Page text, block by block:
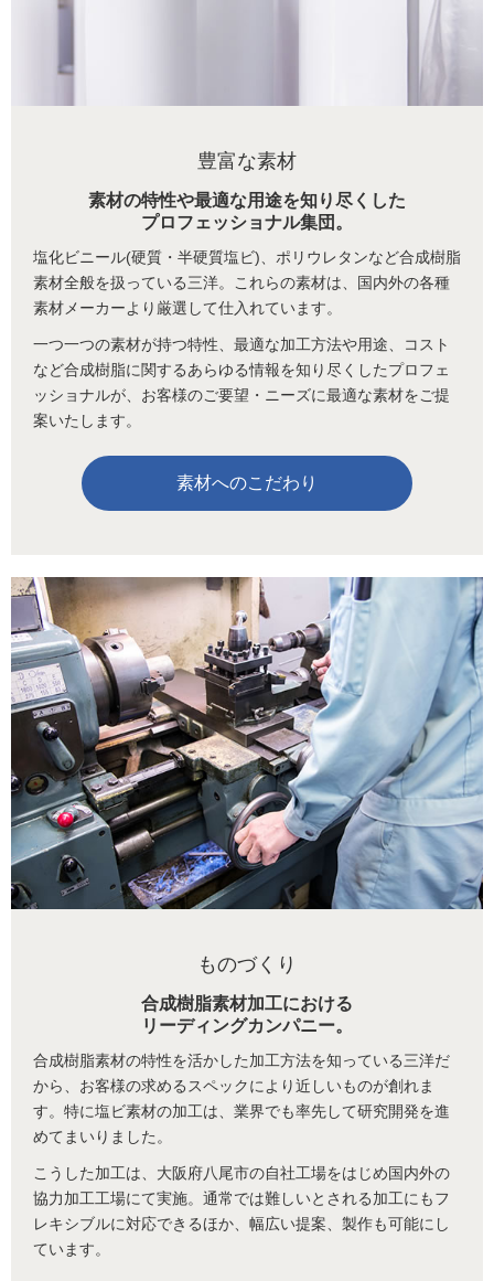
豊富な素材
素材の特性や最適な用途を知り尽くした
プロフェッショナル集団。
塩化ビニール(硬質・半硬質塩ビ)、ポリウレタンなど合成樹脂
素材全般を扱っている三洋。これらの素材は、国内外の各種
素材メーカーより厳選して仕入れています。
一つ一つの素材が持つ特性、最適な加工方法や用途、コスト
など合成樹脂に関するあらゆる情報を知り尽くしたプロフェ
ッショナルが、お客様のご要望・ニーズに最適な素材をご提
案いたします。
素材へのこだわり
ものづくり
合成樹脂素材加工における
リーディングカンパニー。
合成樹脂素材の特性を活かした加工方法を知っている三洋だ
から、お客様の求めるスペックにより近しいものが創れま
す。特に塩ビ素材の加工は、業界でも率先して研究開発を進
めてまいりました。
こうした加工は、大阪府八尾市の自社工場をはじめ国内外の
協力加工工場にて実施。通常では難しいとされる加工にもフ
レキシブルに対応できるほか、幅広い提案、製作も可能にし
ています。